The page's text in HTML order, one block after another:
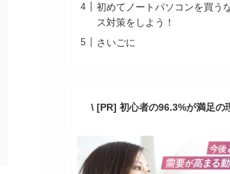
初めてノートパソコンを買う
ス対策をしよう！
さいごに
\ [PR] 初心者の96.3%が満足の